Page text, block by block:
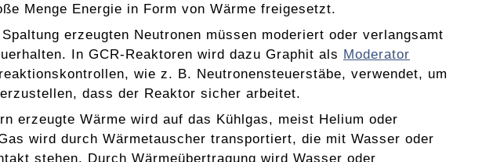
Menge Energie in Form von Wärme freigesetzt.
erzeugten Neutronen müssen moderiert oder verlangsamt
In GCR-Reaktoren wird dazu Graphit als Moderator
wie z. B. Neutronensteuerstäbe, verwendet, um
dass der Reaktor sicher arbeitet.
erzeugte Wärme wird auf das Kühlgas, meist Helium oder
wird durch Wärmetauscher transportiert, die mit Wasser oder
stehen. Durch Wärmeübertragung wird Wasser oder